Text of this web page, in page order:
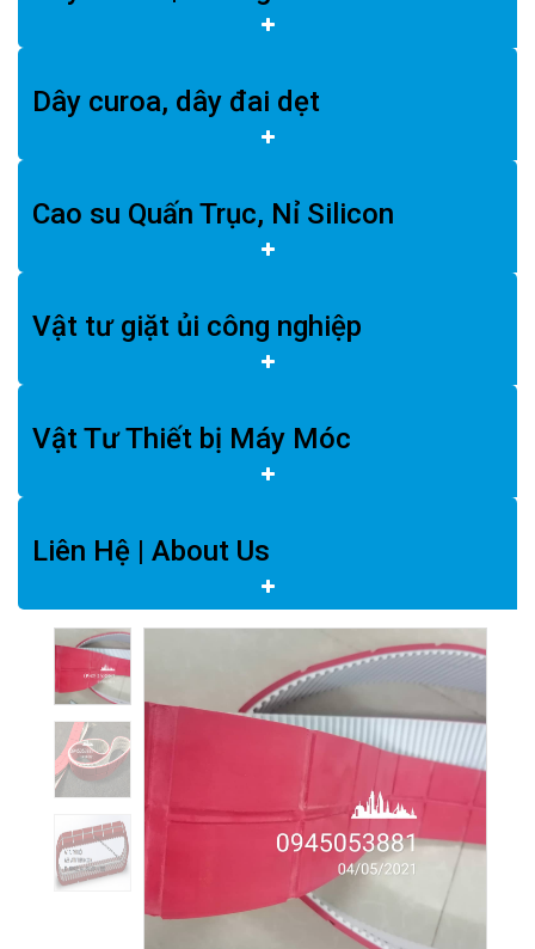
Dây curoa, dây đai dẹt
Cao su Quấn Trục, Nỉ Silicon
Vật tư giặt ủi công nghiệp
Vật Tư Thiết bị Máy Móc
Liên Hệ | About Us